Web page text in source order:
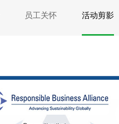
员工关怀 活动剪影